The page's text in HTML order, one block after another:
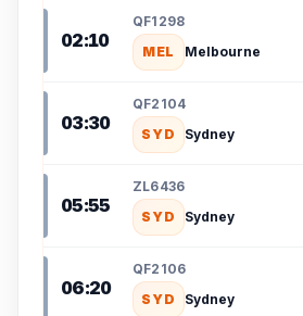
02:10
QF1298
MEL
Melbourne
03:30
QF2104
SYD
Sydney
05:55
ZL6436
SYD
Sydney
06:20
QF2106
SYD
Sydney